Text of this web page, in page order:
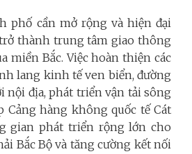
phố cần mở rộng và hiện đại
thành trung tâm giao thông
miền Bắc. Việc hoàn thiện các
lang kinh tế ven biển, đường
nội địa, phát triển vận tải sông
Cảng hàng không quốc tế Cát
gian phát triển rộng lớn cho
Bắc Bộ và tăng cường kết nối